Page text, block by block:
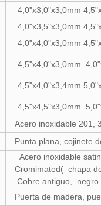
4,0"x3,0"x3,0mm
4,0"x3,5"x3,0mm
4,0"x4,0"x3,0mm
4,5"x4,0"x3,0mm
4,5"x4,0"x3,4mm
4,5"x4,5"x3,0mm
Acero inoxidable 201,
Punta plana, cojinete
Acero inoxidable
Cromimated( chapa
Cobre antiguo,
Puerta de madera,